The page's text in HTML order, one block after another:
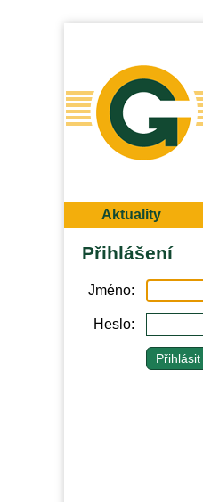
Aktuality
Přihlášení
Jméno
Heslo